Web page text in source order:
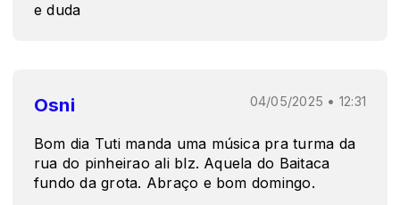
e duda
Osni 04/05/2025 • 12:31
Bom dia Tuti manda uma música pra turma da
rua do pinheirao ali blz. Aquela do Baitaca
fundo da grota. Abraço e bom domingo.